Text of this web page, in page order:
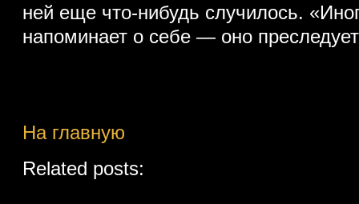
ней еще что-нибудь случилось.
напоминает о себе — оно
На главную
Related posts: